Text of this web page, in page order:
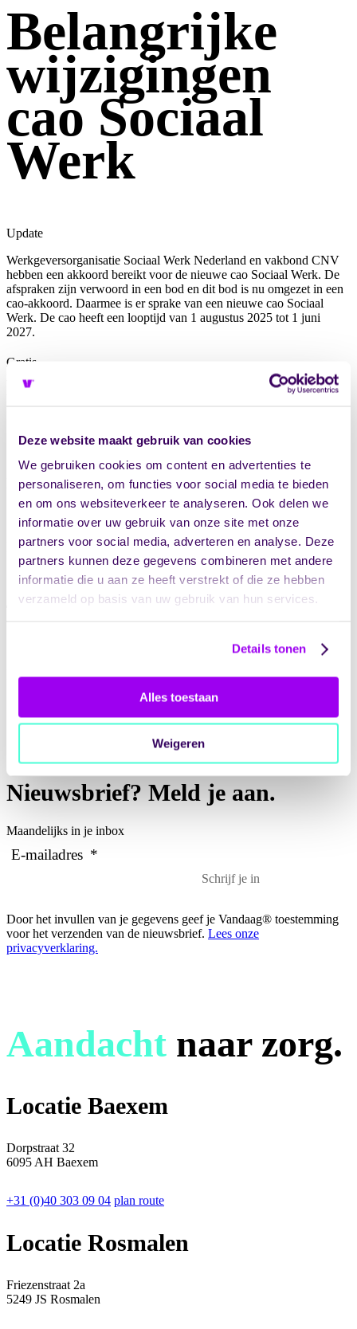
Deze website maakt gebruik van cookies
We gebruiken cookies om content en advertenties te
personaliseren, om functies voor social media te bieden
en om ons websiteverkeer te analyseren. Ook delen we
informatie over uw gebruik van onze site met onze
partners voor social media, adverteren en analyse. Deze
partners kunnen deze gegevens combineren met andere
informatie die u aan ze heeft verstrekt of die ze hebben
verzameld op basis van uw gebruik van hun services.
Details tonen
Alles toestaan
Weigeren
Belangrijke
wijzigingen
cao Sociaal
Werk
Update
Werkgeversorganisatie Sociaal Werk Nederland en vakbond CNV
hebben een akkoord bereikt voor de nieuwe cao Sociaal Werk. De
afspraken zijn verwoord in een bod en dit bod is nu omgezet in een
cao-akkoord. Daarmee is er sprake van een nieuwe cao Sociaal
Werk. De cao heeft een looptijd van 1 augustus 2025 tot 1 juni
2027.
Is de cao Sociaal Werk op jouw organisatie van toepassing?
Vul het onderstaande formulier in en krijg snel inzicht in wat dit
Gratis
Naam*
Bedrijfsnaam
E-mailadres*
Download de belangrijkste wijzigingen
Nieuwsbrief? Meld je aan.
Maandelijks in je inbox
E-mailadres *
Door het invullen van je gegevens geef je Vandaag® toestemming
voor het verzenden van de nieuwsbrief. Lees onze
privacyverklaring.
Aandacht naar zorg.
Locatie Baexem
Dorpstraat 32
6095 AH Baexem
+31 (0)40 303 09 04 plan route
Locatie Rosmalen
Friezenstraat 2a
5249 JS Rosmalen